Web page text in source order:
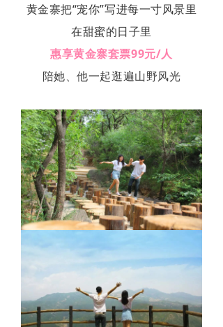
黄金寨把“宠你”写进每一寸风景里
在甜蜜的日子里
惠享黄金寨套票99元/人
陪她、他一起逛遍山野风光